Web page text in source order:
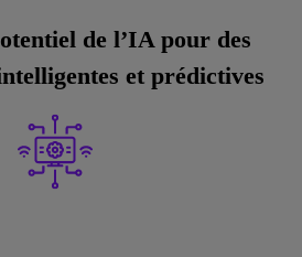
de l’IA pour des
et prédictives